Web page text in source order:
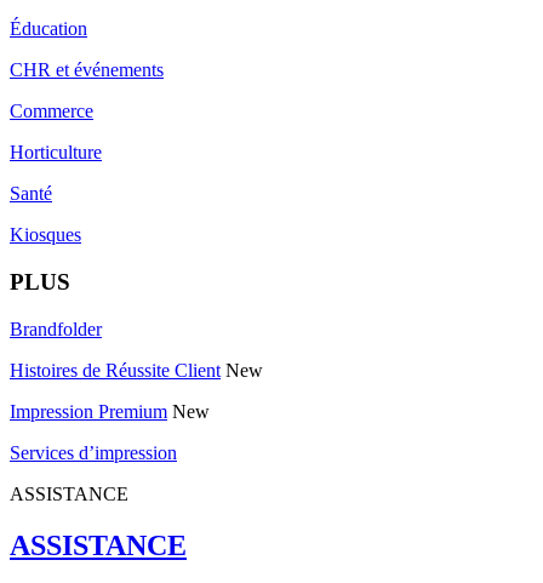
Éducation
CHR et événements
Commerce
Horticulture
Santé
Kiosques
PLUS
Brandfolder
Histoires de Réussite Client New
Impression Premium New
Services d’impression
ASSISTANCE
ASSISTANCE